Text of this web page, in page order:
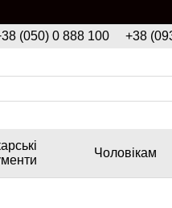
(050) 0 888 100 +38
Чоловікам